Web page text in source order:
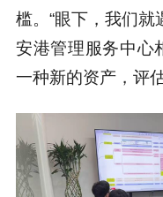
槛。“眼下，我们就
安港管理服务中心
一种新的资产，评